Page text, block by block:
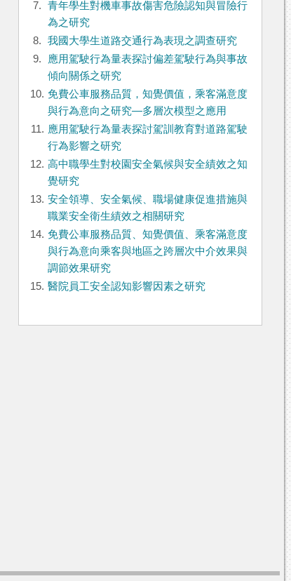
7.
青年學生對機車事故傷害危險認知與冒險行
為之研究
8.
我國大學生道路交通行為表現之調查研究
9.
應用駕駛行為量表探討偏差駕駛行為與事故
傾向關係之研究
10. 免費公車服務品質，知覺價值，乘客滿意度
與行為意向之研究—多層次模型之應用
11. 應用駕駛行為量表探討駕訓教育對道路駕駛
行為影響之研究
12. 高中職學生對校園安全氣候與安全績效之知
覺研究
13. 安全領導、安全氣候、職場健康促進措施與
職業安全衛生績效之相關研究
14. 免費公車服務品質、知覺價值、乘客滿意度
與行為意向乘客與地區之跨層次中介效果與
調節效果研究
15. 醫院員工安全認知影響因素之研究